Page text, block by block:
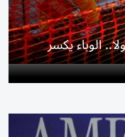
الوباء يكسر